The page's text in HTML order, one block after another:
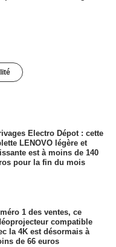
Electro Dépot : cette
LENOVO légère et
est à moins de 140
pour la fin du mois
1 des ventes, ce
compatible
la 4K est désormais à
de 66 euros